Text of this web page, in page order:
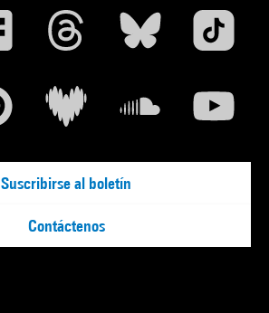
Suscribirse al boletín
Contáctenos